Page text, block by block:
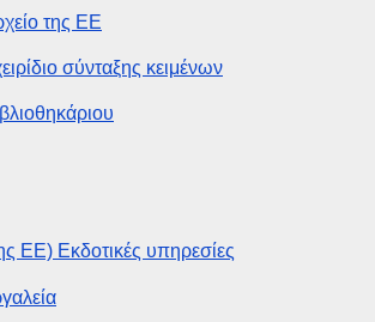
της ΕΕ
σύνταξης κειμένων
ΕΕ) Εκδοτικές υπηρεσίες